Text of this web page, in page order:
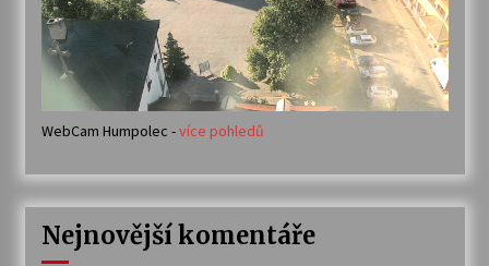
WebCam Humpolec -více pohledů
Nejnovější komentáře